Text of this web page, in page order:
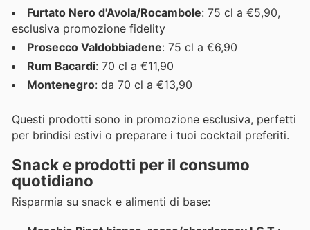
Furtato Nero d'Avola/Rocambole: 75 cl a €5,90,
esclusiva promozione fidelity
Prosecco Valdobbiadene: 75 cl a €6,90
Rum Bacardi: 70 cl a €11,90
Montenegro: da 70 cl a €13,90
Questi prodotti sono in promozione esclusiva, perfetti
per brindisi estivi o preparare i tuoi cocktail preferiti.
Snack e prodotti per il consumo
quotidiano
Risparmia su snack e alimenti di base: